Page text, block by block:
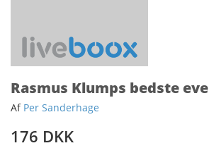
Rasmus Klumps bedste
Af Per Sanderhage
176 DKK